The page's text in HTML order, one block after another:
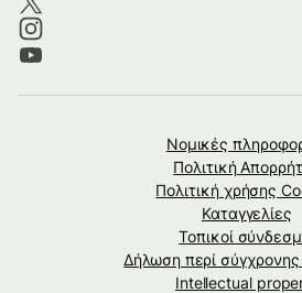
Νομικές
Πολιτική
Πολιτική χρήσης
Καταγγελίες
Τοπικοί
Δήλωση περί σύγχρονης
Intellectual